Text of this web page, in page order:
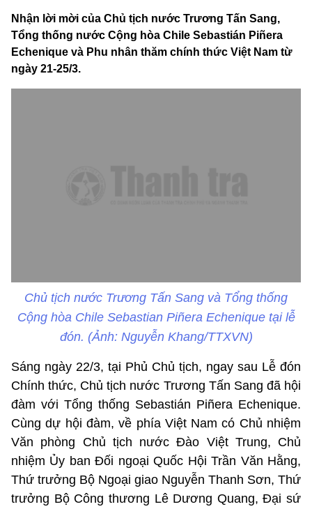
Nhận lời mời của Chủ tịch nước Trương Tấn Sang,
Tổng thống nước Cộng hòa Chile Sebastián Piñera
Echenique và Phu nhân thăm chính thức Việt Nam từ
ngày 21-25/3.
Chủ tịch nước Trương Tấn Sang và Tổng thống
Cộng hòa Chile Sebastian Piñera Echenique tại lễ
đón. (Ảnh: Nguyễn Khang/TTXVN)
Sáng ngày 22/3, tại Phủ Chủ tịch, ngay sau Lễ đón
Chính thức, Chủ tịch nước Trương Tấn Sang đã hội
đàm với Tổng thống Sebastián Piñera Echenique.
Cùng dự hội đàm, về phía Việt Nam có Chủ nhiệm
Văn phòng Chủ tịch nước Đào Việt Trung, Chủ
nhiệm Ủy ban Đối ngoại Quốc Hội Trần Văn Hằng,
Thứ trưởng Bộ Ngoại giao Nguyễn Thanh Sơn, Thứ
trưởng Bộ Công thương Lê Dương Quang, Đại sứ